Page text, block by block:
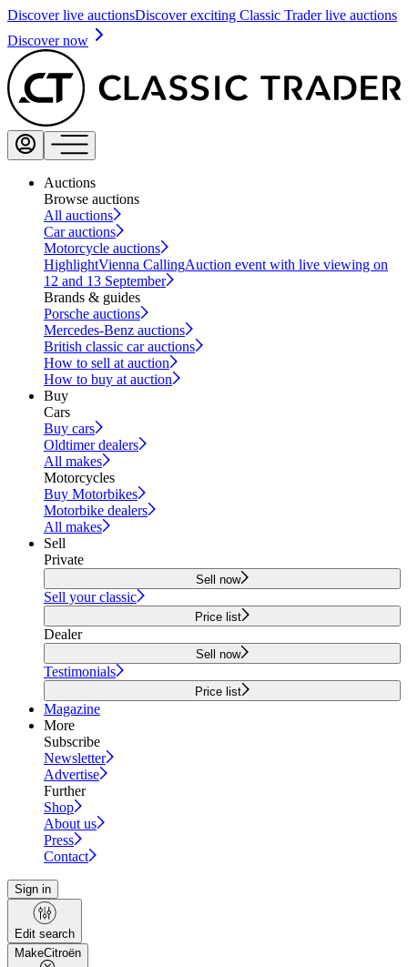
Discover live auctionsDiscover exciting Classic Trader live auctions
Discover now
Auctions
Browse auctions
All auctions
Car auctions
Motorcycle auctions
HighlightVienna CallingAuction event with live viewing on
12 and 13 September
Brands & guides
Porsche auctions
Mercedes-Benz auctions
British classic car auctions
How to sell at auction
How to buy at auction
Buy
Cars
Buy cars
Oldtimer dealers
All makes
Motorcycles
Buy Motorbikes
Motorbike dealers
All makes
Sell
Private
Sell now
Sell your classic
Price list
Dealer
Sell now
Testimonials
Price list
Magazine
More
Subscribe
Newsletter
Advertise
Further
Shop
About us
Press
Contact
Sign in
Edit search
MakeCitroën